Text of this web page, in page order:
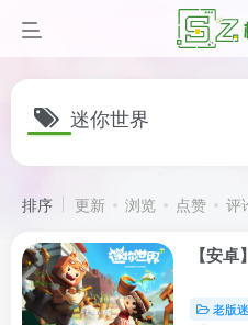
迷你世界
排序 更新 浏览 点赞 评
【安
老版